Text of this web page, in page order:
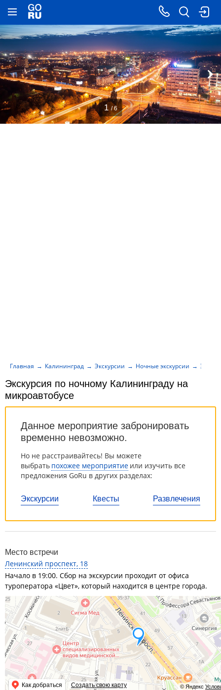
Данное мероприятие забронировать
временно невозможно.
Но не расстраивайтесь! Вы можете
выбрать похожее мероприятие или изучить все
предложения GoRu в других разделах:
Экскурсии Квесты Развлечения
Экскурсия по ночному Калининграду на
микроавтобусе
Главная Калининград Экскурсии Ночные экскурсии
1 / 6
Место встречи
Ленинский проспект, 18
Начало в 19:00. Сбор на экскурсии проходит от офиса
туроператора «Цвет», который находится в центре города.
© Яндекс
Как добраться Создать свою карту